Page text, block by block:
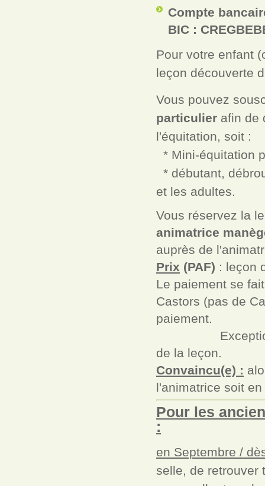
Compte
BIC :
Pour votre enfant
leçon découverte
Vous pouvez
particulier afin de
l'équitation, soit :
* Mini-équitation
* débutant,
et les adultes.
Vous réservez la
animatrice
auprès de
Prix (PAF) : leçon
Le paiement se
Castors (pas de
paiement.
de la leçon.
Convaincu(e) :
l'animatrice soit
Pour les
:
en Septembre /
selle, de retrouver